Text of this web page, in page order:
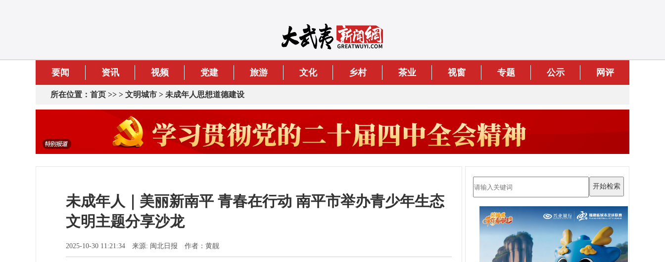
要闻 资讯 视频 党建 旅游 文化 乡村 茶业 视窗 专题 公示 网评
所在位置： 首页 >> > 文明城市 > 未成年人思想道德建设
未成年人｜美丽新南平 青春在行动 南平市举办青少年生态
文明主题分享沙龙
2025-10-30 11:21:34 来源: 闽北日报 作者：黄靓